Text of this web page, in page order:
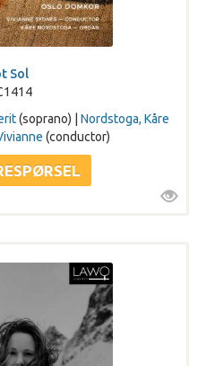
Sol
(soprano) | Nordstoga, Kåre
(conductor)